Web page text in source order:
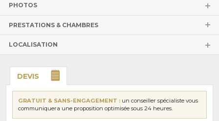
PHOTOS
PRESTATIONS & CHAMBRES
LOCALISATION
DEVIS
GRATUIT & SANS-ENGAGEMENT : un conseiller spécialiste vous
communiquera une proposition optimisée sous 24 heures.